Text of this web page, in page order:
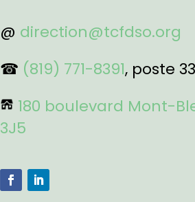
@ direction@tcfdso.org
☎ (819) 771-8391, poste
180 boulevard Mont-
3J5